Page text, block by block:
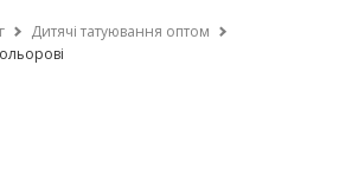
Дитячі татуювання оптом